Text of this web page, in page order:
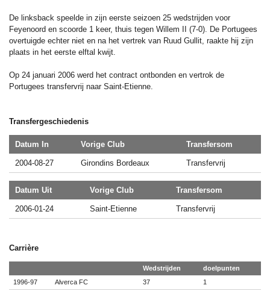
De linksback speelde in zijn eerste seizoen 25 wedstrijden voor
Feyenoord en scoorde 1 keer, thuis tegen Willem II (7-0). De Portugees
overtuigde echter niet en na het vertrek van Ruud Gullit, raakte hij zijn
plaats in het eerste elftal kwijt.
Op 24 januari 2006 werd het contract ontbonden en vertrok de
Portugees transfervrij naar Saint-Etienne.
Transfergeschiedenis
Datum In Vorige Club Transfersom
2004-08-27 Girondins Bordeaux Transfervrij
Datum Uit Vorige Club Transfersom
2006-01-24 Saint-Etienne Transfervrij
Carrière
Wedstrijden
doelpunten
1996-97
Alverca FC 37
1